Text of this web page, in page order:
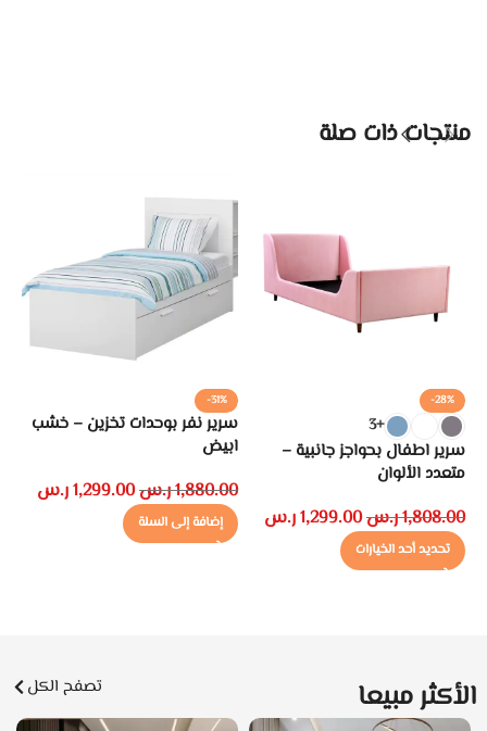
منتجات ذات صلة
-28%
+3
سرير اطفال بحواجز جانبية –
متعدد الألوان
1,808.00ر.س1,299.00ر.س
تحديد أحد الخيارات
-31%
سرير نفر بوحدات تخزين – خشب
ابيض
1,880.00ر.س1,299.00ر.س
إضافة إلى السلة
الأكثر مبيعا تصفح الكل